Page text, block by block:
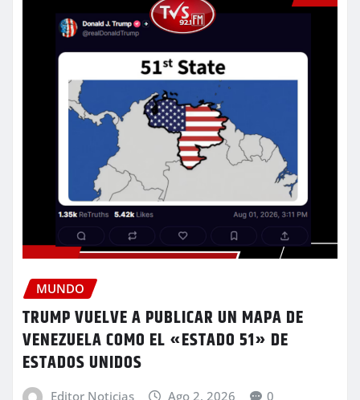
MUNDO
TRUMP VUELVE A PUBLICAR UN MAPA DE
VENEZUELA COMO EL «ESTADO 51» DE
ESTADOS UNIDOS
Editor Noticias Ago 2, 2026 0